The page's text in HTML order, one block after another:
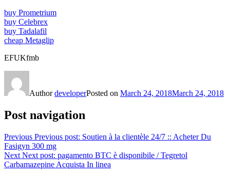
buy Prometrium
buy Celebrex
buy Tadalafil
cheap Metaglip
EFUKfmb
AuthordeveloperPosted on March 24, 2018March 24, 2018
Post navigation
Previous Previous post: Soutien à la clientèle 24/7 :: Acheter Du
Fasigyn 300 mg
Next Next post: pagamento BTC è disponibile / Tegretol
Carbamazepine Acquista In linea